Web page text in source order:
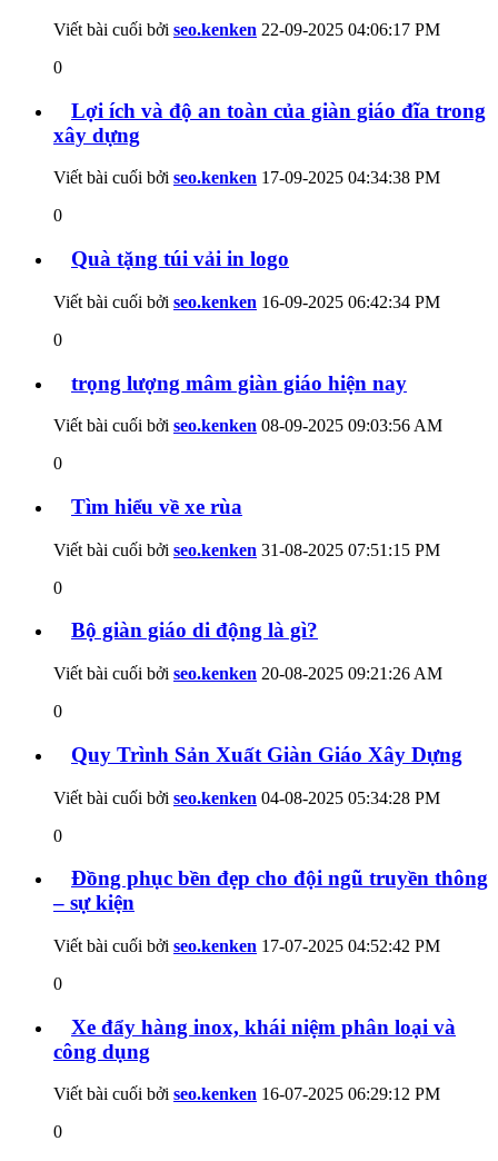
Viết bài cuối bởi seo.kenken 22-09-2025 04:06:17 PM
0
Lợi ích và độ an toàn của giàn giáo đĩa trong
xây dựng
Viết bài cuối bởi seo.kenken 17-09-2025 04:34:38 PM
0
Quà tặng túi vải in logo
Viết bài cuối bởi seo.kenken 16-09-2025 06:42:34 PM
0
trọng lượng mâm giàn giáo hiện nay
Viết bài cuối bởi seo.kenken 08-09-2025 09:03:56 AM
0
Tìm hiểu về xe rùa
Viết bài cuối bởi seo.kenken 31-08-2025 07:51:15 PM
0
Bộ giàn giáo di động là gì?
Viết bài cuối bởi seo.kenken 20-08-2025 09:21:26 AM
0
Quy Trình Sản Xuất Giàn Giáo Xây Dựng
Viết bài cuối bởi seo.kenken 04-08-2025 05:34:28 PM
0
Đồng phục bền đẹp cho đội ngũ truyền thông
– sự kiện
Viết bài cuối bởi seo.kenken 17-07-2025 04:52:42 PM
0
Xe đẩy hàng inox, khái niệm phân loại và
công dụng
Viết bài cuối bởi seo.kenken 16-07-2025 06:29:12 PM
0